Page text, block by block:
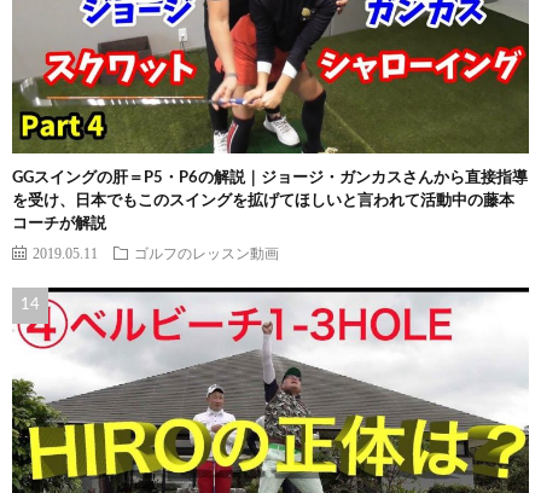
GGスイングの肝＝P5・P6の解説｜ジョージ・ガンカスさんから直接指導
を受け、日本でもこのスイングを拡げてほしいと言われて活動中の藤本
コーチが解説
2019.05.11 ゴルフのレッスン動画